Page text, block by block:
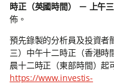
時正（英國時間）
－ 上午
佈。
預先錄製的分析員及投資者
三）中午十二時正（香港時
晨十二時正（東部時間）起
https://www.investis-